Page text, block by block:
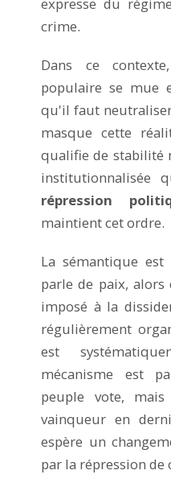
crime.
Dans ce
populaire se mue
qu'il faut
masque cette
qualifie de stabilité
institutionnalisée
répression
maintient cet ordre.
La sémantique est
parle de paix,
imposé à la
régulièrement
est
mécanisme est
peuple vote,
vainqueur en
espère un
par la répression de